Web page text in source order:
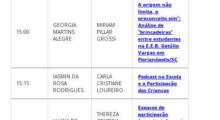
15:00
GEORGIA
MARTINS
ALEGRE
MIRIAM
PILLAR
GROSSI
A origem não
limita, o
preconceito sim”:
Análise de
“brincadeiras”
entre estudantes
na E.E.B. Getúlio
Vargas em
Florianópolis/SC
15:15
IASMIN DA
ROSA
RODRIGUES
CARLA
CRISTIANE
LOUREIRO
Podcast na Escola
e a Participação
das Crianças
THEREZA
Espaços de
participação